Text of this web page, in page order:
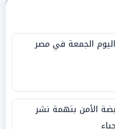
الجمعة في مصر
الأمن بتهمة نشر